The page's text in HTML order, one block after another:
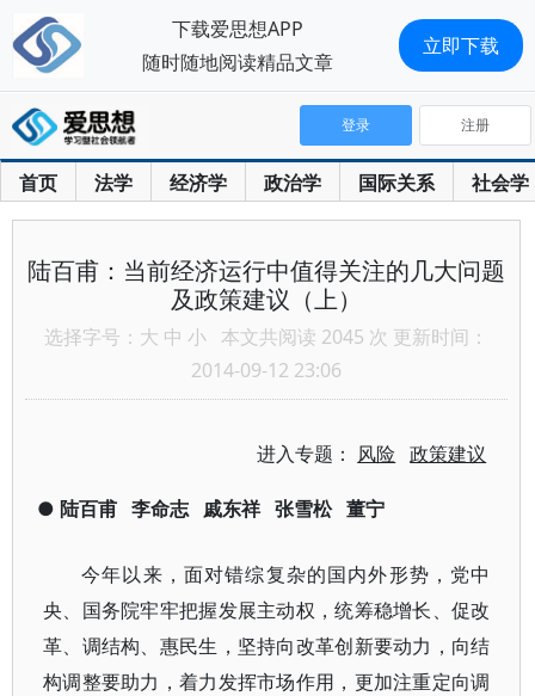
首页 法学 经济学 政治学 国际关系 社会学
登录 注册
陆百甫：当前经济运行中值得关注的几大问题
及政策建议（上）
选择字号： 大 中 小 本文共阅读 2045 次 更新时间：
2014-09-12 23:06
进入专题： 风险 政策建议
● 陆百甫 李命志 戚东祥 张雪松 董宁
今年以来，面对错综复杂的国内外形势，党中
央、国务院牢牢把握发展主动权，统筹稳增长、促改
革、调结构、惠民生，坚持向改革创新要动力，向结
构调整要助力，着力发挥市场作用，更加注重定向调
下载爱思想APP
随时随地阅读精品文章
立即下载